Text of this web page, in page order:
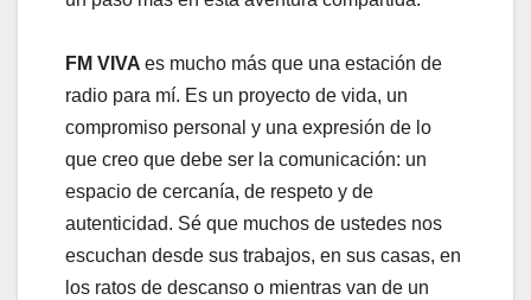
FM VIVA es mucho más que una estación de
radio para mí. Es un proyecto de vida, un
compromiso personal y una expresión de lo
que creo que debe ser la comunicación: un
espacio de cercanía, de respeto y de
autenticidad. Sé que muchos de ustedes nos
escuchan desde sus trabajos, en sus casas, en
los ratos de descanso o mientras van de un